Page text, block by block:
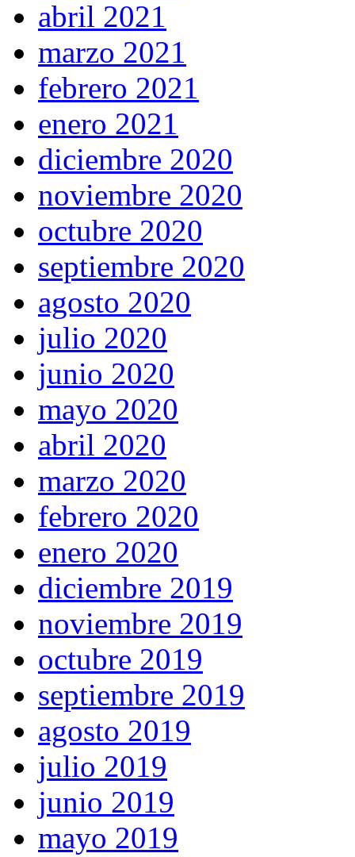
abril 2021
marzo 2021
febrero 2021
enero 2021
diciembre 2020
noviembre 2020
octubre 2020
septiembre 2020
agosto 2020
julio 2020
junio 2020
mayo 2020
abril 2020
marzo 2020
febrero 2020
enero 2020
diciembre 2019
noviembre 2019
octubre 2019
septiembre 2019
agosto 2019
julio 2019
junio 2019
mayo 2019